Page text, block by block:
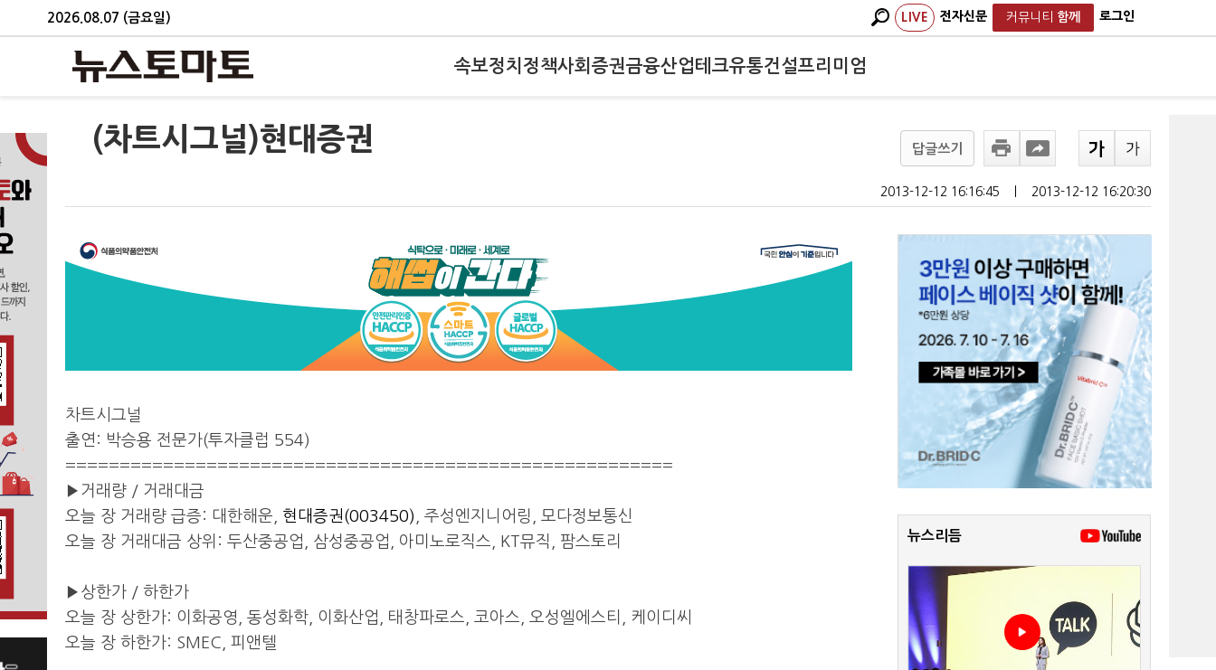
2026.08.07 (금요일) LIVE 전자신문 커뮤니티 함께 로그인
속보정치 정책사회 증권금융산업테크유통건설프리미엄
(차트시그널)현대증권 답글쓰기
2013-12-12 16:16:45 2013-12-12 16:20:30
차트시그널
출연: 박승용 전문가(투자클럽 554)
========================================================
▶거래량 / 거래대금
오늘 장 거래량 급증: 대한해운, 현대증권(003450)
, 주성엔지니어링, 모다정보통신
오늘 장 거래대금 상위: 두산중공업, 삼성중공업, 아미노로직스, KT뮤직, 팜스토리
▶상한가 / 하한가
오늘 장 상한가: 이화공영, 동성화학, 이화산업, 태창파로스, 코아스, 오성엘에스티, 케이디씨
오늘 장 하한가: SMEC, 피앤텔
뉴스리듬